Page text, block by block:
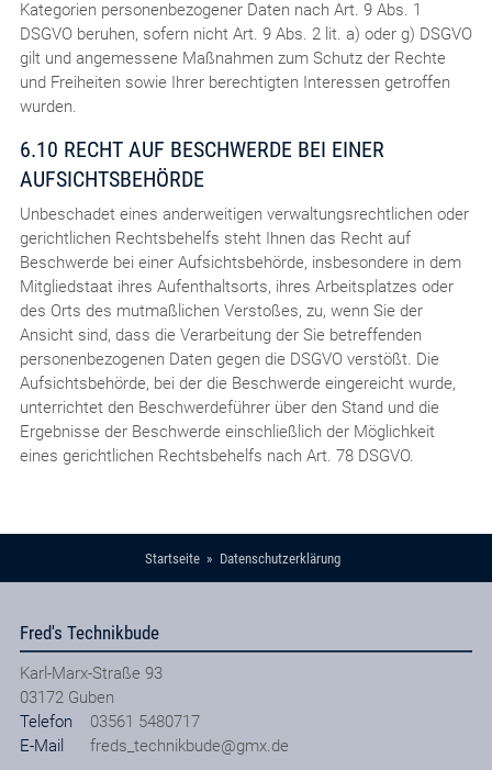
Kategorien personenbezogener Daten nach Art. 9 Abs. 1
DSGVO beruhen, sofern nicht Art. 9 Abs. 2 lit. a) oder g) DSGVO
gilt und angemessene Maßnahmen zum Schutz der Rechte
und Freiheiten sowie Ihrer berechtigten Interessen getroffen
wurden.
6.10 RECHT AUF BESCHWERDE BEI EINER
AUFSICHTSBEHÖRDE
Unbeschadet eines anderweitigen verwaltungsrechtlichen oder
gerichtlichen Rechtsbehelfs steht Ihnen das Recht auf
Beschwerde bei einer Aufsichtsbehörde, insbesondere in dem
Mitgliedstaat ihres Aufenthaltsorts, ihres Arbeitsplatzes oder
des Orts des mutmaßlichen Verstoßes, zu, wenn Sie der
Ansicht sind, dass die Verarbeitung der Sie betreffenden
personenbezogenen Daten gegen die DSGVO verstößt. Die
Aufsichtsbehörde, bei der die Beschwerde eingereicht wurde,
unterrichtet den Beschwerdeführer über den Stand und die
Ergebnisse der Beschwerde einschließlich der Möglichkeit
eines gerichtlichen Rechtsbehelfs nach Art. 78 DSGVO.
Startseite Datenschutzerklärung
Fred's Technikbude
Karl-Marx-Straße 93
03172 Guben
Telefon
03561 5480717
E-Mail
freds_technikbude@gmx.de